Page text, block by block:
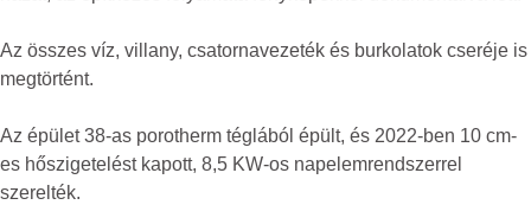
Az összes víz, villany, csatornavezeték és burkolatok cseréje is
megtörtént.
Az épület 38-as porotherm téglából épült, és 2022-ben 10 cm-
es hőszigetelést kapott, 8,5 KW-os napelemrendszerrel
szerelték.